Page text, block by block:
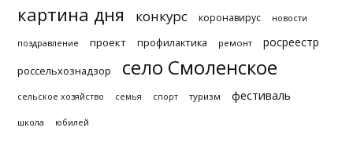
картина дня конкурс коронавирус новости
поздравление проект профилактика ремонт росреестр
россельхознадзор село Смоленское
сельское хозяйство семья спорт туризм фестиваль
школа юбилей